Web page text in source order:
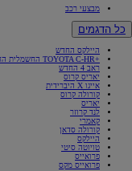
מבצעי רכב
כל הדגמים
היילקס החדש
+TOYOTA C-HR החשמלית החדשה
ראב 4 החדש
יאריס קרוס
אייגו X היברידית
קורולה קרוס
יאריס
לנד קרוזר
קאמרי
קורולה סדאן
היילקס
טויוטה סיטי
פרואייס
פרואייס מקס